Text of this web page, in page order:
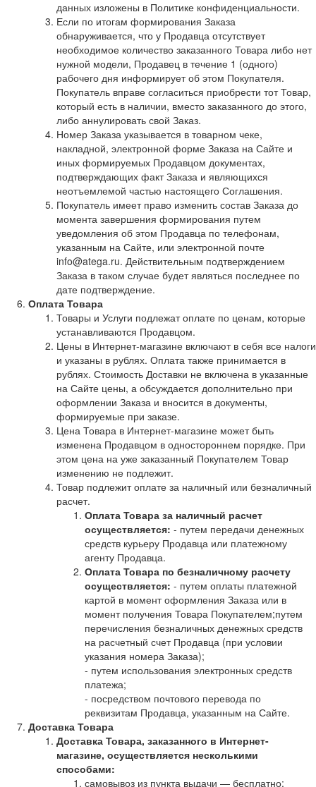
данных изложены в Политике конфиденциальности.
Если по итогам формирования Заказа
обнаруживается, что у Продавца отсутствует
необходимое количество заказанного Товара либо нет
нужной модели, Продавец в течение 1 (одного)
рабочего дня информирует об этом Покупателя.
Покупатель вправе согласиться приобрести тот Товар,
который есть в наличии, вместо заказанного до этого,
либо аннулировать свой Заказ.
Номер Заказа указывается в товарном чеке,
накладной, электронной форме Заказа на Сайте и
иных формируемых Продавцом документах,
подтверждающих факт Заказа и являющихся
неотъемлемой частью настоящего Соглашения.
Покупатель имеет право изменить состав Заказа до
момента завершения формирования путем
уведомления об этом Продавца по телефонам,
указанным на Сайте, или электронной почте
info@atega.ru. Действительным подтверждением
Заказа в таком случае будет являться последнее по
дате подтверждение.
Оплата Товара
Товары и Услуги подлежат оплате по ценам, которые
устанавливаются Продавцом.
Цены в Интернет-магазине включают в себя все налоги
и указаны в рублях. Оплата также принимается в
рублях. Стоимость Доставки не включена в указанные
на Сайте цены, а обсуждается дополнительно при
оформлении Заказа и вносится в документы,
формируемые при заказе.
Цена Товара в Интернет-магазине может быть
изменена Продавцом в одностороннем порядке. При
этом цена на уже заказанный Покупателем Товар
изменению не подлежит.
Товар подлежит оплате за наличный или безналичный
расчет.
Оплата Товара за наличный расчет
осуществляется: - путем передачи денежных
средств курьеру Продавца или платежному
агенту Продавца.
Оплата Товара по безналичному расчету
осуществляется: - путем оплаты платежной
картой в момент оформления Заказа или в
момент получения Товара Покупателем;путем
перечисления безналичных денежных средств
на расчетный счет Продавца (при условии
указания номера Заказа);
- путем использования электронных средств
платежа;
- посредством почтового перевода по
реквизитам Продавца, указанным на Сайте.
Доставка Товара
Доставка Товара, заказанного в Интернет-
магазине, осуществляется несколькими
способами:
самовывоз из пункта выдачи — бесплатно;